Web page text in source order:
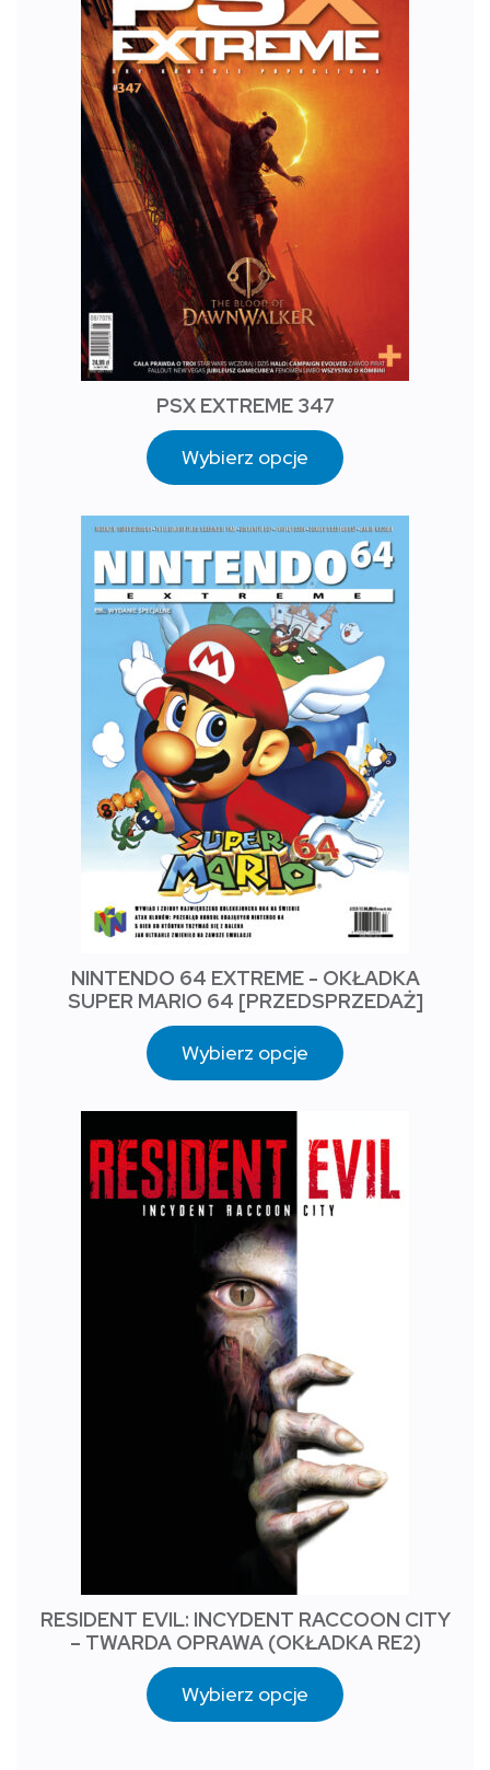
PSX EXTREME 347
Wybierz opcje
NINTENDO 64 EXTREME - OKŁADKA
SUPER MARIO 64 [PRZEDSPRZEDAŻ]
Wybierz opcje
RESIDENT EVIL: INCYDENT RACCOON CITY
– TWARDA OPRAWA (OKŁADKA RE2)
Wybierz opcje